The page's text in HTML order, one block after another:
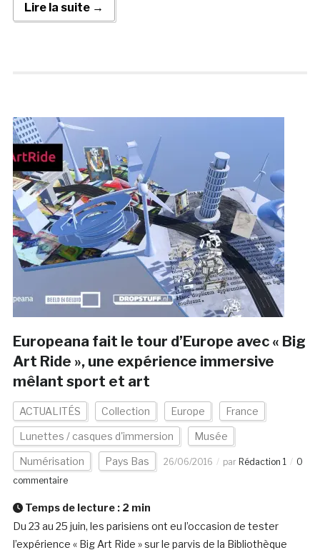
Lire la suite →
Europeana fait le tour d’Europe avec « Big
Art Ride », une expérience immersive
mêlant sport et art
ACTUALITÉS Collection Europe France
Lunettes / casques d'immersion Musée
Numérisation Pays Bas 26/06/2016 par Rédaction 1
0
commentaire
Temps de lecture : 2 min
Du 23 au 25 juin, les parisiens ont eu l’occasion de tester
l’expérience « Big Art Ride » sur le parvis de la Bibliothèque